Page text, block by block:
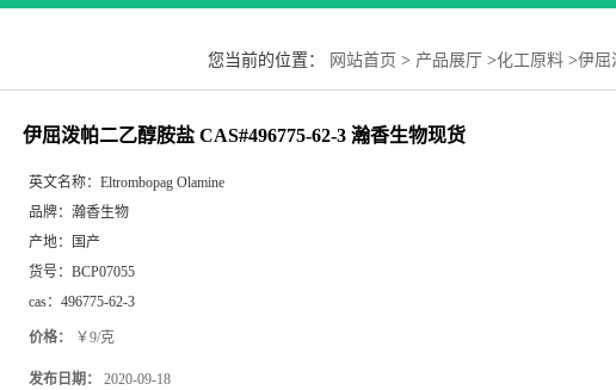
您当前的位置： 网站首页 > 产品展厅 >化工原料 >伊屈
伊屈泼帕二乙醇胺盐 CAS#496775-62-3 瀚香生物现货
英文名称： Eltrombopag Olamine
品牌： 瀚香生物
产地：
国产
货号： BCP07055
cas： 496775-62-3
价格： ￥9/克
发布日期： 2020-09-18